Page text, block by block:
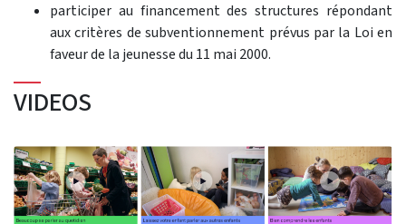
participer au financement des structures répondant
aux critères de subventionnement prévus par la Loi en
faveur de la jeunesse du 11 mai 2000.
VIDEOS